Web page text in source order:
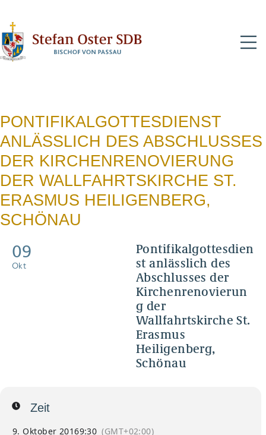
PONTIFIKALGOTTESDIENST
ANLÄSSLICH DES ABSCHLUSSES
DER KIRCHENRENOVIERUNG
DER WALLFAHRTSKIRCHE ST.
ERASMUS HEILIGENBERG,
SCHÖNAU
09
Okt
Pontifikalgottesdien
st anlässlich des
Abschlusses der
Kirchenrenovierun
g der
Wallfahrtskirche St.
Erasmus
Heiligenberg,
Schönau
Zeit
9. Oktober 20169:30 (GMT+02:00)